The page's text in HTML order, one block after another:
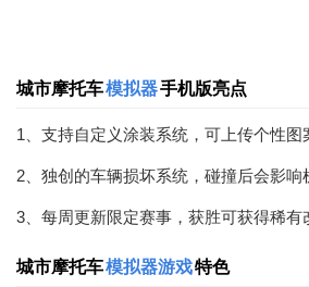
城市摩托车模拟器手机版亮点
1、支持自定义涂装系统，可上传个性
2、独创的车辆损坏系统，碰撞后会影
3、每周更新限定赛事，获胜可获得稀有
城市摩托车模拟器游戏特色